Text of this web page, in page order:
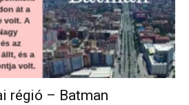
régió – Batman